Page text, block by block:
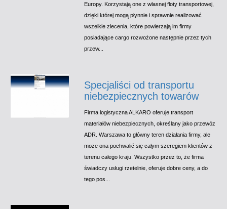
Europy. Korzystają one z własnej floty transportowej,
dzięki której mogą płynnie i sprawnie realizować
wszelkie zlecenia, które powierzają im firmy
posiadające cargo rozwożone następnie przez tych
przew...
Specjaliści od transportu
niebezpiecznych towarów
Firma logistyczna ALKARO oferuje transport
materiałów niebezpiecznych, określany jako przewóz
ADR. Warszawa to główny teren działania firmy, ale
może ona pochwalić się całym szeregiem klientów z
terenu całego kraju. Wszystko przez to, że firma
świadczy usługi rzetelnie, oferuje dobre ceny, a do
tego pos...